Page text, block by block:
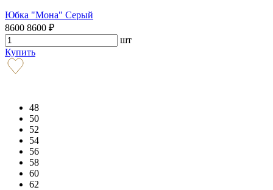
Юбка "Мона" Серый
8600 8600 ₽
шт
Купить
48
50
52
54
56
58
60
62